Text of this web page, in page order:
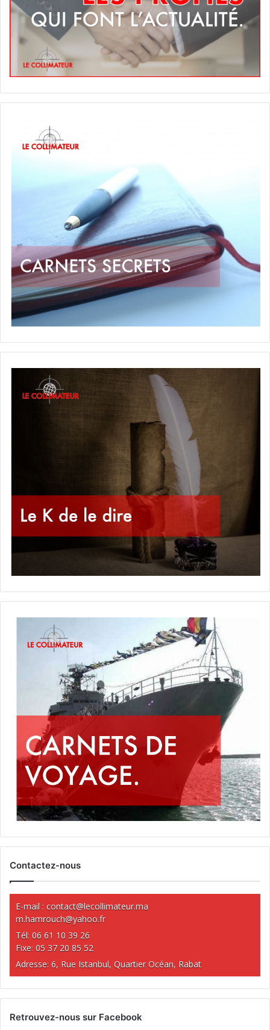
Contactez-nous
E-mail : contact@lecollimateur.ma
m.hamrouch@yahoo.fr
Tél: 06 61 10 39 26
Fixe: 05 37 20 85 52
Adresse: 6, Rue Istanbul, Quartier Océan, Rabat
Retrouvez-nous sur Facebook